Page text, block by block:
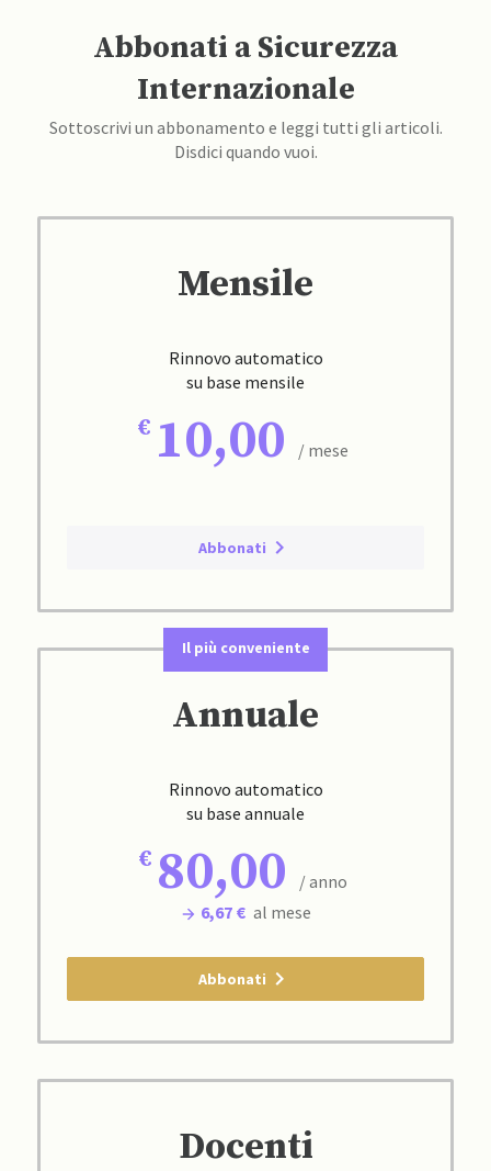
Abbonati a Sicurezza
Internazionale
Sottoscrivi un abbonamento e leggi tutti gli articoli.
Disdici quando vuoi.
Mensile
Rinnovo automatico
su base mensile
10,00 / mese
Abbonati
Il più conveniente
Annuale
Rinnovo automatico
su base annuale
80,00
/ anno
6,67 € al mese
Abbonati
Docenti